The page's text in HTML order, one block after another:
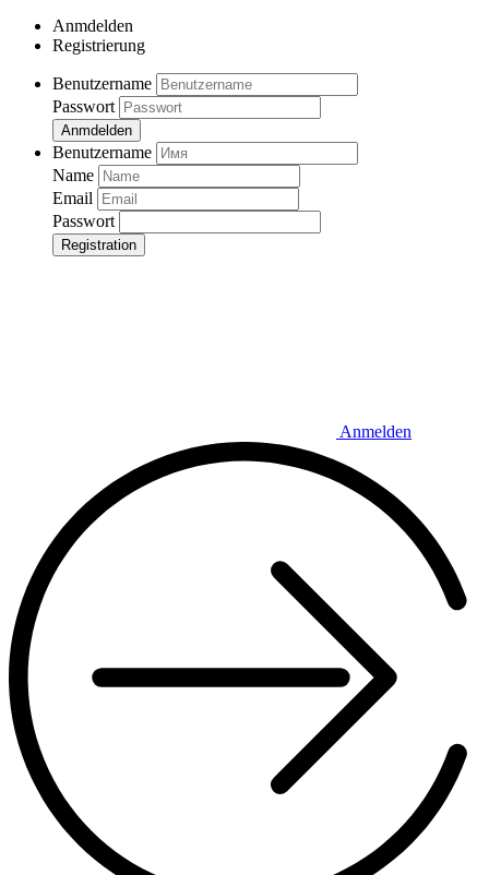
Anmdelden
Registrierung
Benutzername
Passwort
Anmdelden
Benutzername
Name
Email
Passwort
Registration
Anmelden